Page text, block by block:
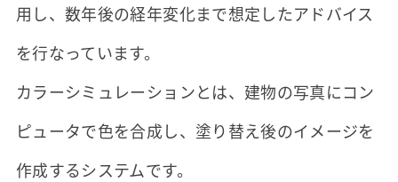
用し、数年後の経年変化まで想定したアドバイス
を行なっています。
カラーシミュレーションとは、建物の写真にコン
ピュータで色を合成し、塗り替え後のイメージを
作成するシステムです。